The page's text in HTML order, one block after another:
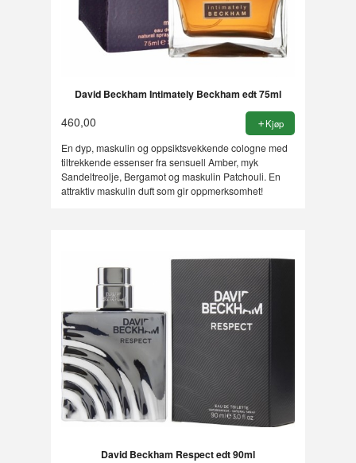
David Beckham Intimately Beckham edt 75ml
460,00 Kjøp
En dyp, maskulin og oppsiktsvekkende cologne med
tiltrekkende essenser fra sensuell Amber, myk
Sandeltreolje, Bergamot og maskulin Patchouli. En
attraktiv maskulin duft som gir oppmerksomhet!
David Beckham Respect edt 90ml